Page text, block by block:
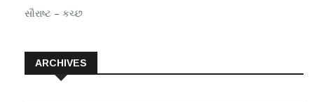
સૌરાષ્ટ – કચ્છ
ARCHIVES